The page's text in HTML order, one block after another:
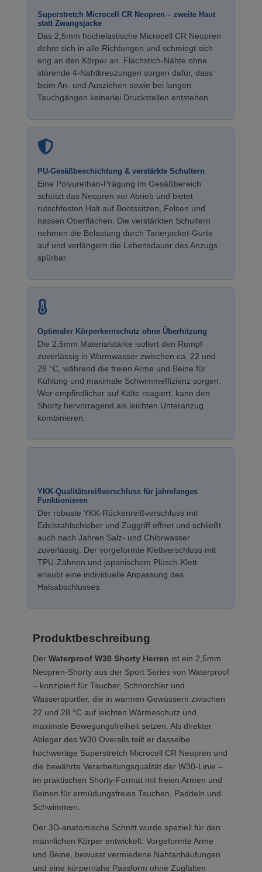
Superstretch Microcell CR Neopren – zweite Haut
statt Zwangsjacke
Das 2,5mm hochelastische Microcell CR Neopren
dehnt sich in alle Richtungen und schmiegt sich
eng an den Körper an. Flachstich-Nähte ohne
störende 4-Nahtkreuzungen sorgen dafür, dass
beim An- und Ausziehen sowie bei langen
Tauchgängen keinerlei Druckstellen entstehen.
PU-Gesäßbeschichtung & verstärkte Schultern
Eine Polyurethan-Prägung im Gesäßbereich
schützt das Neopren vor Abrieb und bietet
rutschfesten Halt auf Bootssitzen, Felsen und
nassen Oberflächen. Die verstärkten Schultern
nehmen die Belastung durch Tarierjacket-Gurte
auf und verlängern die Lebensdauer des Anzugs
spürbar.
Optimaler Körperkernschutz ohne Überhitzung
Die 2,5mm Materialstärke isoliert den Rumpf
zuverlässig in Warmwasser zwischen ca. 22 und
28 °C, während die freien Arme und Beine für
Kühlung und maximale Schwimmeffizienz sorgen.
Wer empfindlicher auf Kälte reagiert, kann den
Shorty hervorragend als leichten Unteranzug
kombinieren.
YKK-Qualitätsreißverschluss für jahrelanges
Funktionieren
Der robuste YKK-Rückenreißverschluss mit
Edelstahlschieber und Zuggriff öffnet und schließt
auch nach Jahren Salz- und Chlorwasser
zuverlässig. Der vorgeformte Klettverschluss mit
TPU-Zähnen und japanischem Plüsch-Klett
erlaubt eine individuelle Anpassung des
Halsabschlusses.
Produktbeschreibung
Der Waterproof W30 Shorty Herren ist ein 2,5mm
Neopren-Shorty aus der Sport Series von Waterproof
– konzipiert für Taucher, Schnorchler und
Wassersportler, die in warmen Gewässern zwischen
22 und 28 °C auf leichten Wärmeschutz und
maximale Bewegungsfreiheit setzen. Als direkter
Ableger des W30 Overalls teilt er dasselbe
hochwertige Superstretch Microcell CR Neopren und
die bewährte Verarbeitungsqualität der W30-Linie –
im praktischen Shorty-Format mit freien Armen und
Beinen für ermüdungsfreies Tauchen, Paddeln und
Schwimmen.
Der 3D-anatomische Schnitt wurde speziell für den
männlichen Körper entwickelt: Vorgeformte Arme
und Beine, bewusst vermiedene Nahtanhäufungen
und eine körpernahe Passform ohne Zugfalten